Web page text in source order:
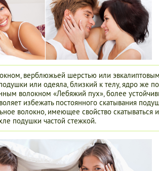
верблюжьей шерстью или
или одеяла, близкий к телу, ядро же
волокном «Лебяжий пух», более
избежать постоянного скатывания
волокно, имеющее свойство скатываться
подушки частой стежкой.